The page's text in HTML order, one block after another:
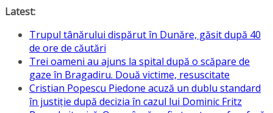
Skip
content
Latest:
Trupul tânărului dispărut în Dunăre, găsit după 40
de ore de căutări
Trei oameni au ajuns la spital după o scăpare de
gaze în Bragadiru. Două victime, resuscitate
Cristian Popescu Piedone acuză un dublu standard
în justiție după decizia în cazul lui Dominic Fritz